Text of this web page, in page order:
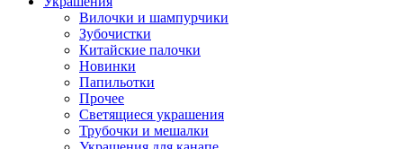
Вилочки и шампурчики
Зубочистки
Китайские палочки
Новинки
Папильотки
Прочее
Светящиеся украшения
Трубочки и мешалки